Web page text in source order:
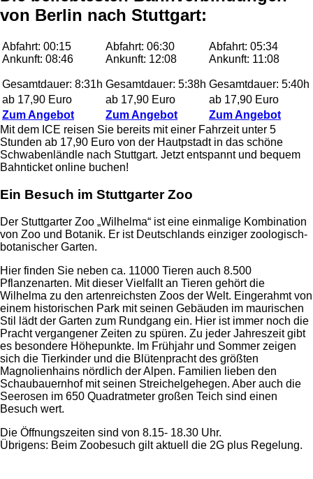
von Berlin nach Stuttgart:
Abfahrt: 00:15
Ankunft: 08:46
Gesamtdauer: 8:31h
Abfahrt: 06:30
Ankunft: 12:08
Gesamtdauer: 5:38h
Abfahrt: 05:34
Ankunft: 11:08
Gesamtdauer: 5:40h
ab 17,90 Euro
ab 17,90 Euro
ab 17,90 Euro
Zum Angebot
Zum Angebot
Zum Angebot
Mit dem ICE reisen Sie bereits mit einer Fahrzeit unter 5
Stunden ab 17,90 Euro von der Hautpstadt in das schöne
Schwabenländle nach Stuttgart. Jetzt entspannt und bequem
Bahnticket online buchen!
Ein Besuch im Stuttgarter Zoo
Der Stuttgarter Zoo „Wilhelma“ ist eine einmalige Kombination
von Zoo und Botanik. Er ist Deutschlands einziger zoologisch-
botanischer Garten.
Hier finden Sie neben ca. 11000 Tieren auch 8.500
Pflanzenarten. Mit dieser Vielfallt an Tieren gehört die
Wilhelma zu den artenreichsten Zoos der Welt. Eingerahmt von
einem historischen Park mit seinen Gebäuden im maurischen
Stil lädt der Garten zum Rundgang ein. Hier ist immer noch die
Pracht vergangener Zeiten zu spüren. Zu jeder Jahreszeit gibt
es besondere Höhepunkte. Im Frühjahr und Sommer zeigen
sich die Tierkinder und die Blütenpracht des größten
Magnolienhains nördlich der Alpen. Familien lieben den
Schaubauernhof mit seinen Streichelgehegen. Aber auch die
Seerosen im 650 Quadratmeter großen Teich sind einen
Besuch wert.
Die Öffnungszeiten sind von 8.15- 18.30 Uhr.
Übrigens: Beim Zoobesuch gilt aktuell die 2G plus Regelung.